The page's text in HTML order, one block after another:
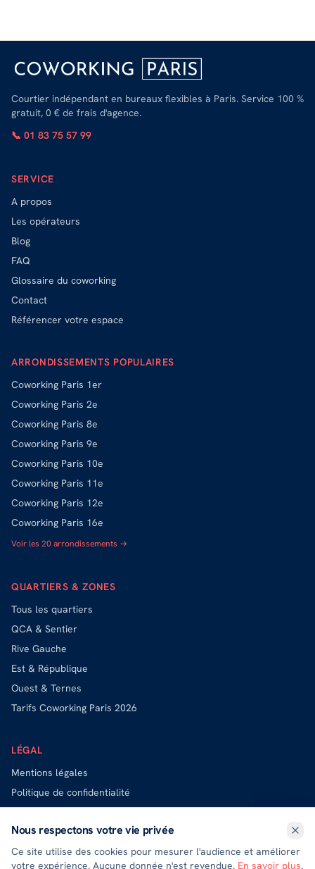
Courtier indépendant en bureaux flexibles à Paris. Service 100 %
gratuit, 0 € de frais d'agence.
📞 01 83 75 57 99
SERVICE
A propos
Les opérateurs
Blog
FAQ
Glossaire du coworking
Contact
Référencer votre espace
ARRONDISSEMENTS POPULAIRES
Coworking Paris 1er
Coworking Paris 2e
Coworking Paris 8e
Coworking Paris 9e
Coworking Paris 10e
Coworking Paris 11e
Coworking Paris 12e
Coworking Paris 16e
Voir les 20 arrondissements →
QUARTIERS & ZONES
Tous les quartiers
QCA & Sentier
Rive Gauche
Est & République
Ouest & Ternes
Tarifs Coworking Paris 2026
LÉGAL
Mentions légales
Politique de confidentialité
Exercer mes droits (DPO)
Nous respectons votre vie privée
Ce site utilise des cookies pour mesurer l'audience et améliorer
votre expérience. Aucune donnée n'est revendue. En savoir plus.